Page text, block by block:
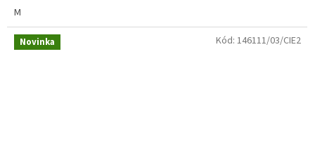
M
Novinka Kód: 146111/03/CIE2